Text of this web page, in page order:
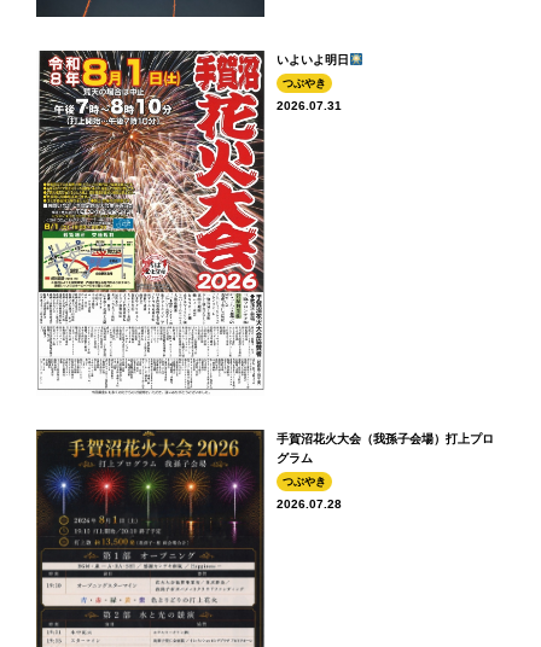
いよいよ明日
つぶやき
2026.07.31
手賀沼花火大会（我孫子会場）打上プロ
グラム
つぶやき
2026.07.28